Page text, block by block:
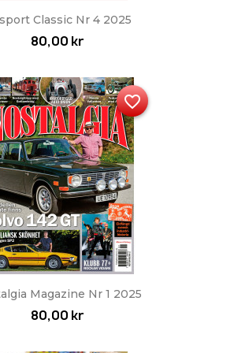
Classic Nr 4 2025
80,00 kr
Magazine Nr 1 2025
80,00 kr
favorite_border